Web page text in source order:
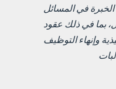
في المسائل
بما في ذلك عقود
وإنهاء التوظيف